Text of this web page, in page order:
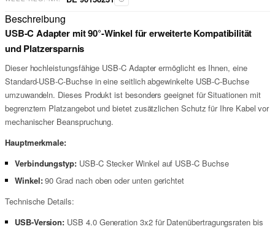
Beschreibung
USB-C Adapter mit 90°-Winkel für erweiterte Kompatibilität
und Platzersparnis
Dieser hochleistungsfähige USB-C Adapter ermöglicht es Ihnen, eine
Standard-USB-C-Buchse in eine seitlich abgewinkelte USB-C-Buchse
umzuwandeln. Dieses Produkt ist besonders geeignet für Situationen mit
begrenztem Platzangebot und bietet zusätzlichen Schutz für Ihre Kabel vor
mechanischer Beanspruchung.
Hauptmerkmale:
Verbindungstyp: USB-C Stecker Winkel auf USB-C Buchse
Winkel:90 Grad nach oben oder unten gerichtet
Technische Details:
USB-Version: USB 4.0 Generation 3x2 für Datenübertragungsraten bis